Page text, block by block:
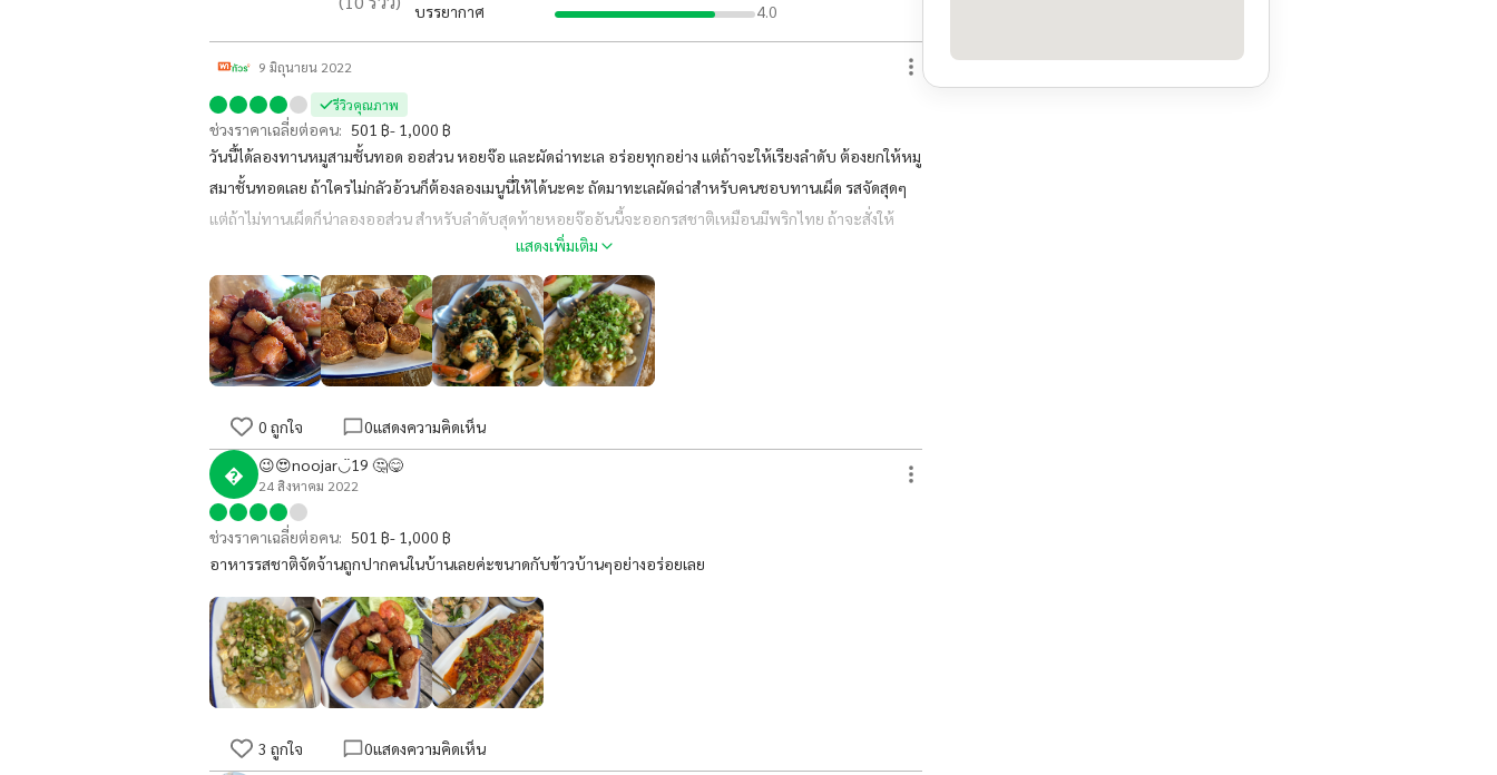
บรรยากาศ
4.0
9 มิถุนายน 2022
รีวิวคุณภาพ
ช่วงราคาเฉลี่ยต่อคน: 501 ฿- 1,000 ฿
วันนี้ได้ลองทานหมูสามชั้นทอด ออส่วน หอยจ๊อ และผัดฉ่าทะเล อร่อยทุกอย่าง แต่ถ้าจะให้เรียงลำดับ ต้องยกให้หมู
สมาชั้นทอดเลย ถ้าใครไม่กลัวอ้วนก็ต้องลองเมนูนี่ให้ได้นะคะ ถัดมาทะเลผัดฉ่าสำหรับคนชอบทานเผ็ด รสจัดสุดๆ
แต่ถ้าไม่ทานเผ็ดก็น่าลองออส่วน สำหรับลำดับสุดท้ายหอยจ๊ออันนี้จะออกรสชาติเหมือนมีพริกไทย ถ้าจะสั่งให้
เด็กๆอาจจะทานไม่ได้ หรือถ้าใครคาดหวังว่าจะได้เห็นเนื้อปูล้วนๆข้างใน ก็จะบอกว่าคงผิดหวัง เพราะว่าอันนี้ข้างใน
เป็นผสมนะคะ แต่ไม่แน่ใจว่าเป็นหมูหรือง่าอะไรค่ะ
แสดงเพิ่มเติม
0 ถูกใจ 0แสดงความคิดเห็น
 😉😍noojar◡̈19 🤔😋
24 สิงหาคม 2022
ช่วงราคาเฉลี่ยต่อคน: 501 ฿- 1,000 ฿
อาหารรสชาติจัดจ้านถูกปากคนในบ้านเลยค่ะขนาดกับข้าวบ้านๆอย่างอร่อยเลย
3 ถูกใจ 0แสดงความคิดเห็น